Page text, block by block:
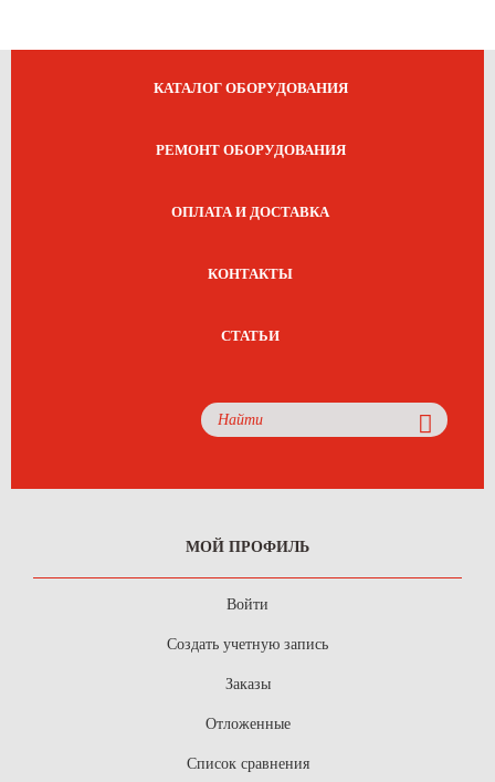
КАТАЛОГ ОБОРУДОВАНИЯ
РЕМОНТ ОБОРУДОВАНИЯ
ОПЛАТА И ДОСТАВКА
КОНТАКТЫ
СТАТЬИ
МОЙ ПРОФИЛЬ
Войти
Создать учетную запись
Заказы
Отложенные
Список сравнения